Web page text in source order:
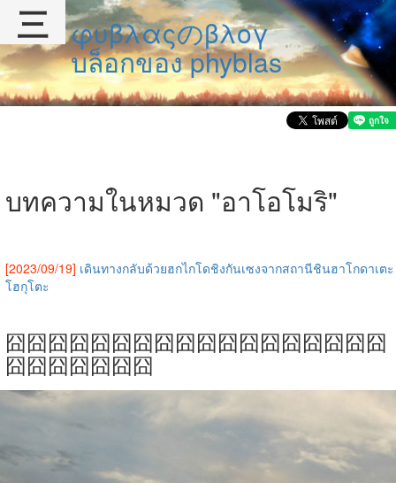
φυβλαςのβλογ
บล็อกของ phyblas
บทความในหมวด "อาโอโมริ"
[2023/09/19] เดินทางกลับด้วยฮกไกโดชิงกันเซงจากสถานีชินฮาโกดาเตะ
โฮกุโตะ
囧囧囧囧囧囧囧囧囧囧囧囧囧囧囧囧囧囧
囧囧囧囧囧囧囧
三